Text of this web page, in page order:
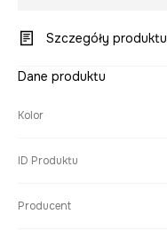
Szczegóły produktu
Dane produktu
Kolor
ID Produktu
Producent